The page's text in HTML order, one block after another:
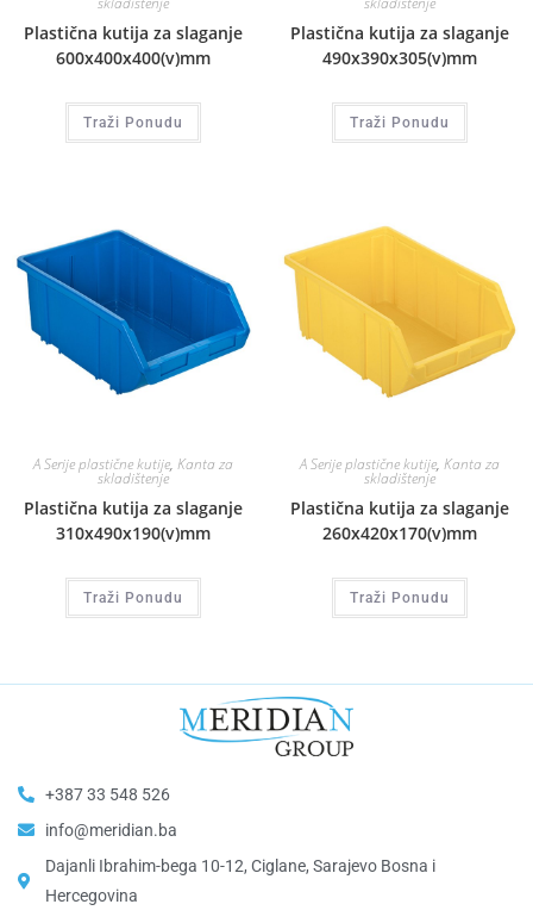
Plastična kutija za slaganje
600x400x400(v)mm
Traži Ponudu
Plastična kutija za slaganje
490x390x305(v)mm
Traži Ponudu
A Serije plastične kutije, Kanta za
skladištenje
Plastična kutija za slaganje
310x490x190(v)mm
Traži Ponudu
A Serije plastične kutije, Kanta za
skladištenje
Plastična kutija za slaganje
260x420x170(v)mm
Traži Ponudu
+387 33 548 526
info@meridian.ba
Dajanli Ibrahim-bega 10-12, Ciglane, Sarajevo Bosna i
Hercegovina​